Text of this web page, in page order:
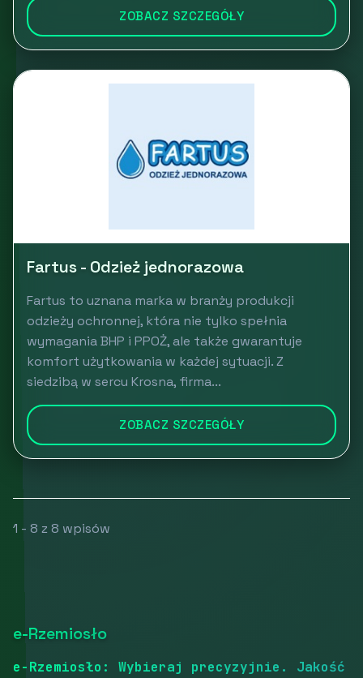
ZOBACZ SZCZEGÓŁY
Fartus - Odzież jednorazowa
Fartus to uznana marka w branży produkcji
odzieży ochronnej, która nie tylko spełnia
wymagania BHP i PPOŻ, ale także gwarantuje
komfort użytkowania w każdej sytuacji. Z
siedzibą w sercu Krosna, firma...
ZOBACZ SZCZEGÓŁY
1 - 8 z 8 wpisów
e-Rzemiosło
e-Rzemiosło: Wybieraj precyzyjnie. Jakość